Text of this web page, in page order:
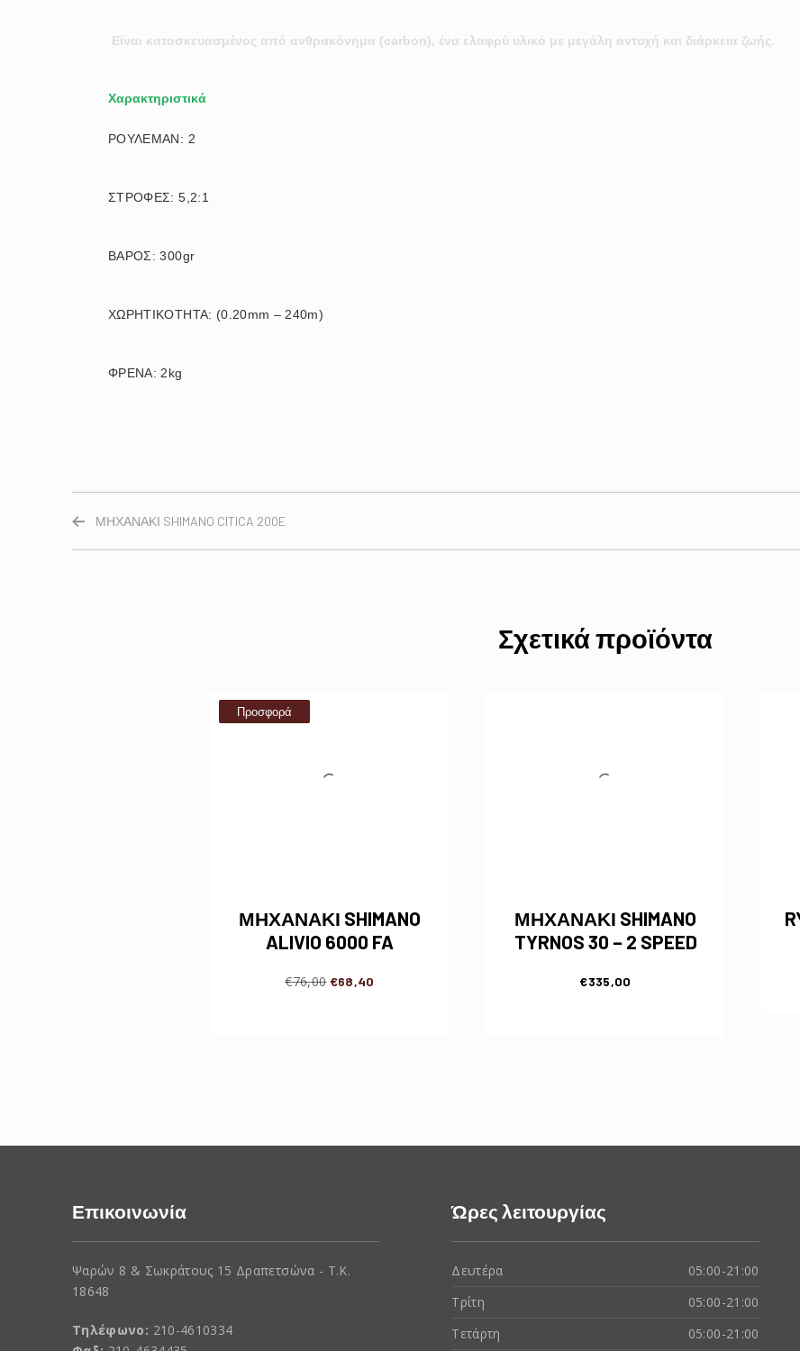
Είναι κατασκευασμένος από ανθρακόνημα (carbon), ένα ελαφρύ υλικό με μεγάλη αντοχή και διάρκεια ζωής.
Χαρακτηριστικά
ΡΟΥΛΕΜΑΝ: 2
ΣΤΡΟΦΕΣ: 5,2:1
ΒΑΡΟΣ: 300gr
ΧΩΡΗΤΙΚΟΤΗΤΑ: (0.20mm – 240m)
ΦΡΕΝΑ: 2kg
ΜΗΧΑΝΑΚΙ SHIMANO CITICA 200E
Σχετικά προϊόντα
Προσφορά
ΜΗΧΑΝΑΚΙ SHIMANO
ALIVIO 6000 FA
€76,00 €68,40
ΜΗΧΑΝΑΚΙ SHIMANO
TYRNOS 30 – 2 SPEED
€335,00
Επικοινωνία
Ψαρών 8 & Σωκράτους 15 Δραπετσώνα - Τ.Κ.
18648
Τηλέφωνο: 210-4610334
Ώρες λειτουργίας
Δευτέρα
05:00-21:00
Τρίτη
05:00-21:00
Τετάρτη
05:00-21:00